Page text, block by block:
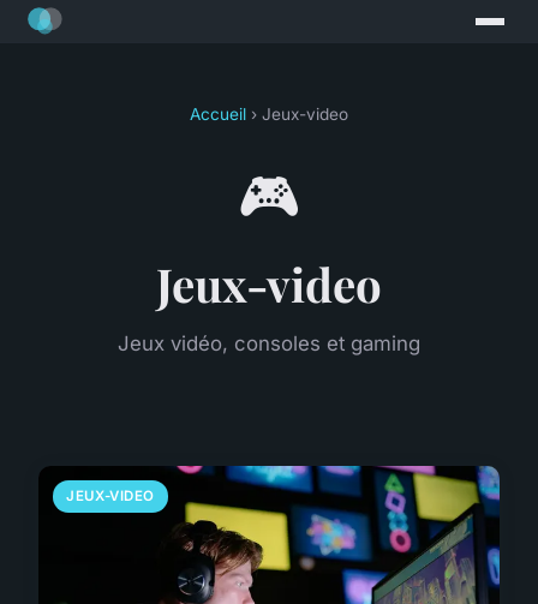
Accueil › Jeux-video
🎮
Jeux-video
Jeux vidéo, consoles et gaming
JEUX-VIDEO